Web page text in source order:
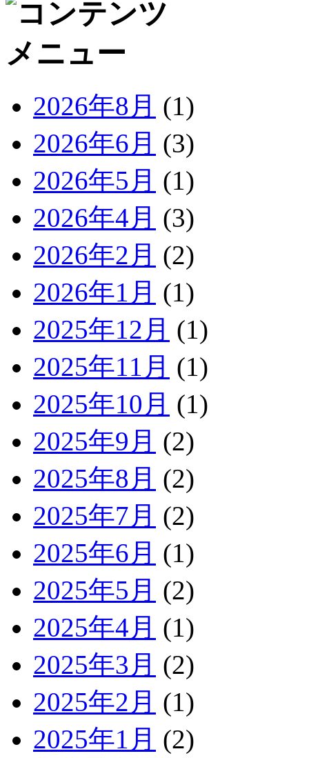
2026年8月 (1)
2026年6月 (3)
2026年5月 (1)
2026年4月 (3)
2026年2月 (2)
2026年1月 (1)
2025年12月 (1)
2025年11月 (1)
2025年10月 (1)
2025年9月 (2)
2025年8月 (2)
2025年7月 (2)
2025年6月 (1)
2025年5月 (2)
2025年4月 (1)
2025年3月 (2)
2025年2月 (1)
2025年1月 (2)